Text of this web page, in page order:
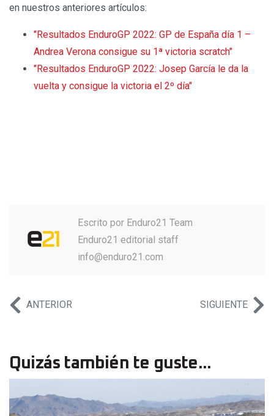
en nuestros anteriores artículos:
"Resultados EnduroGP 2022: GP de España día 1 –
Andrea Verona consigue su 1ª victoria scratch"
"Resultados EnduroGP 2022: Josep García le da la
vuelta y consigue la victoria el 2º día"
Escrito por Enduro21 Team
Enduro21 editorial staff
info@enduro21.com
ANTERIOR SIGUIENTE
Quizás también te guste...